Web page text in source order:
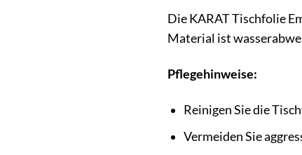
Die KARAT Tischfolie
Material ist
Pflegehinweise:
Reinigen Sie die
Vermeiden Sie